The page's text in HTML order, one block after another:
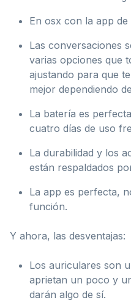
En osx con la app
Las conversaciones
varias opciones que
ajustando para que
mejor dependiendo
La batería es
cuatro días de uso
La durabilidad y los
están respaldados
La app es perfecta,
función.
Y ahora, las desventajas:
Los auriculares son
aprietan un poco y
darán algo de sí.